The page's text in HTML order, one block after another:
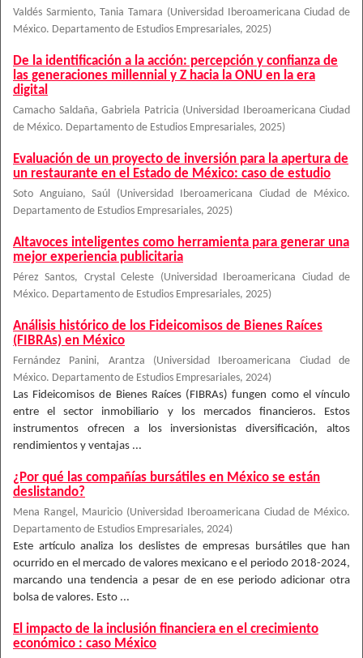
Valdés Sarmiento, Tania Tamara (Universidad Iberoamericana Ciudad de
México. Departamento de Estudios Empresariales, 2025)
De la identificación a la acción: percepción y confianza de
las generaciones millennial y Z hacia la ONU en la era
digital
Camacho Saldaña, Gabriela Patricia (Universidad Iberoamericana Ciudad
de México. Departamento de Estudios Empresariales, 2025)
Evaluación de un proyecto de inversión para la apertura de
un restaurante en el Estado de México: caso de estudio
Soto Anguiano, Saúl (Universidad Iberoamericana Ciudad de México.
Departamento de Estudios Empresariales, 2025)
Altavoces inteligentes como herramienta para generar una
mejor experiencia publicitaria
Pérez Santos, Crystal Celeste (Universidad Iberoamericana Ciudad de
México. Departamento de Estudios Empresariales, 2025)
Análisis histórico de los Fideicomisos de Bienes Raíces
(FIBRAs) en México
Fernández Panini, Arantza (Universidad Iberoamericana Ciudad de
México. Departamento de Estudios Empresariales, 2024)
Las Fideicomisos de Bienes Raíces (FIBRAs) fungen como el vínculo
entre el sector inmobiliario y los mercados financieros. Estos
instrumentos ofrecen a los inversionistas diversificación, altos
rendimientos y ventajas ...
¿Por qué las compañías bursátiles en México se están
deslistando?
Mena Rangel, Mauricio (Universidad Iberoamericana Ciudad de México.
Departamento de Estudios Empresariales, 2024)
Este artículo analiza los deslistes de empresas bursátiles que han
ocurrido en el mercado de valores mexicano e el periodo 2018-2024,
marcando una tendencia a pesar de en ese periodo adicionar otra
bolsa de valores. Esto ...
El impacto de la inclusión financiera en el crecimiento
económico : caso México